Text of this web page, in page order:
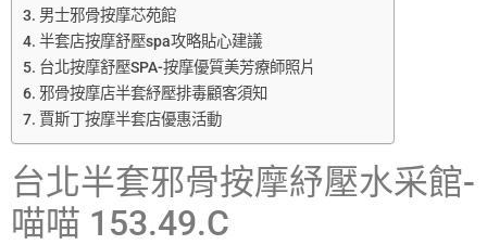
男士邪骨按摩芯苑館
半套店按摩舒壓spa攻略貼心建議
台北按摩舒壓SPA-按摩優質美芳療師照片
邪骨按摩店半套紓壓排毒顧客須知
賈斯丁按摩半套店優惠活動
台北半套邪骨按摩紓壓水采館-
喵喵 153.49.C